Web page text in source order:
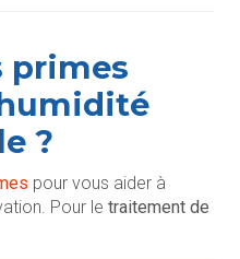
primes
?
pour vous aider à
Pour le traitement de